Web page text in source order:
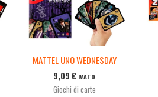
MATTEL UNO WEDNESDAY
9,09€ IVATO
Giochi di carte